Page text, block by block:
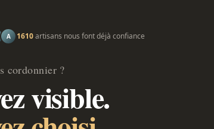
A 1610artisans nous font déjà confiance
cordonnier ?
visible.